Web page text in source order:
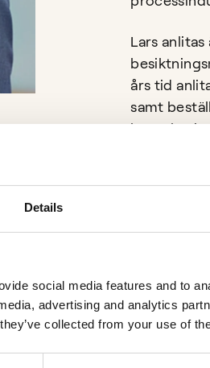
Details
social media features and to
advertising and analytics
collected from your use of
Lars
års tid
samt
också
såväl i
Tvistlösning
Language